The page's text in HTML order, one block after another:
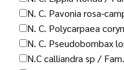
N. C. Pavonia rosa-
N. C. Polycarpaea
N. C. Pseudobombax
N.C calliandra sp /